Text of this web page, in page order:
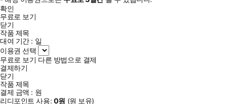
확인
무료로 보기
닫기
작품 제목
대여 기간 : 일
이용권 선택
무료로 보기 다른 방법으로 결제
결제하기
닫기
작품 제목
결제 금액 : 원
리디포인트 사용: 0원 (원 보유)